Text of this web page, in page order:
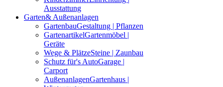
Ausstattung
Garten& Außenanlagen
GartenbauGestaltung | Pflanzen
GartenartikelGartenmöbel |
Geräte
Wege & PlätzeSteine | Zaunbau
Schutz für's AutoGarage |
Carport
AußenanlagenGartenhaus |